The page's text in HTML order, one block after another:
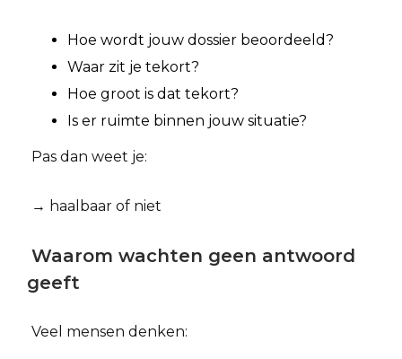
Hoe wordt jouw dossier beoordeeld?
Waar zit je tekort?
Hoe groot is dat tekort?
Is er ruimte binnen jouw situatie?
Pas dan weet je:
→ haalbaar of niet
Waarom wachten geen antwoord
geeft
Veel mensen denken: